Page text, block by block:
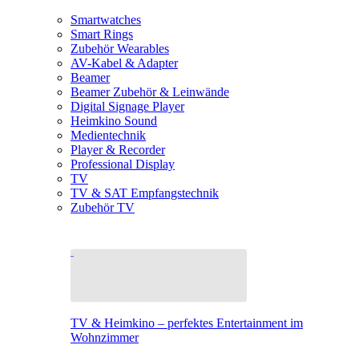
Smartwatches
Smart Rings
Zubehör Wearables
AV-Kabel & Adapter
Beamer
Beamer Zubehör & Leinwände
Digital Signage Player
Heimkino Sound
Medientechnik
Player & Recorder
Professional Display
TV
TV & SAT Empfangstechnik
Zubehör TV
TV & Heimkino – perfektes Entertainment im
Wohnzimmer